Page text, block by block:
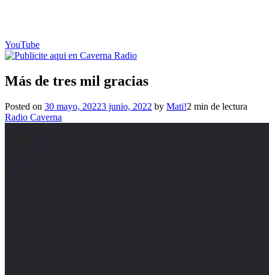
YouTube
Más de tres mil gracias
Posted on 30 mayo, 20223 junio, 2022 by Mati!2 min de lectura
Radio Caverna